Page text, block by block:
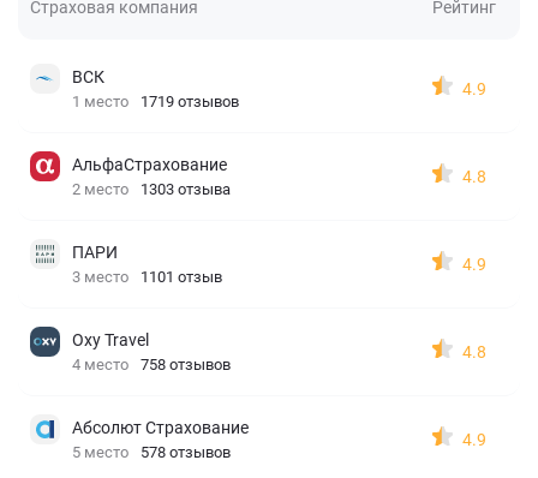
Страховая компания Рейтинг
ВСК
1 место 1719 отзывов
4.9
АльфаСтрахование
2 место 1303 отзыва
4.8
ПАРИ
3 место 1101 отзыв
4.9
Oxy Travel
4 место 758 отзывов
4.8
Абсолют Страхование
5 место 578 отзывов
4.9